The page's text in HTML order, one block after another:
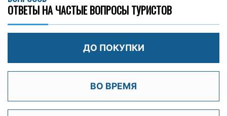
ОТВЕТЫ НА ЧАСТЫЕ ВОПРОСЫ ТУРИСТОВ
ДО ПОКУПКИ
ВО ВРЕМЯ